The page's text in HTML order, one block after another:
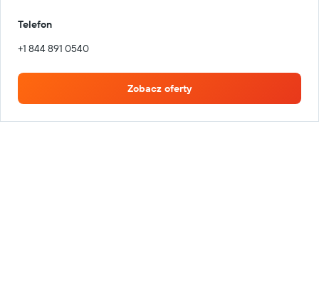
Telefon
+1 844 891 0540
Zobacz oferty